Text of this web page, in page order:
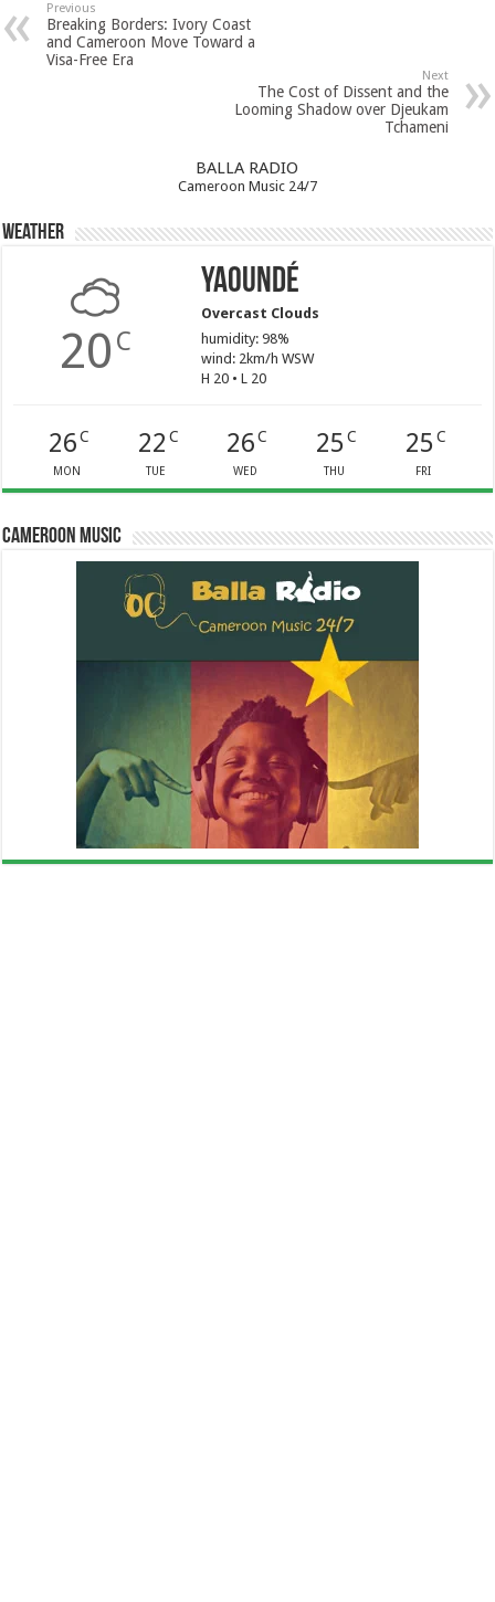
Previous
Breaking Borders: Ivory Coast
and Cameroon Move Toward a
Visa-Free Era
Next
The Cost of Dissent and the
Looming Shadow over Djeukam
Tchameni
BALLA RADIO
Cameroon Music 24/7
Weather
20 C
Yaoundé
Overcast Clouds
humidity: 98%
wind: 2km/h WSW
H 20 • L 20
26C
MON
22 C
TUE
26 C
WED
25C
THU
25C
FRI
Cameroon Music